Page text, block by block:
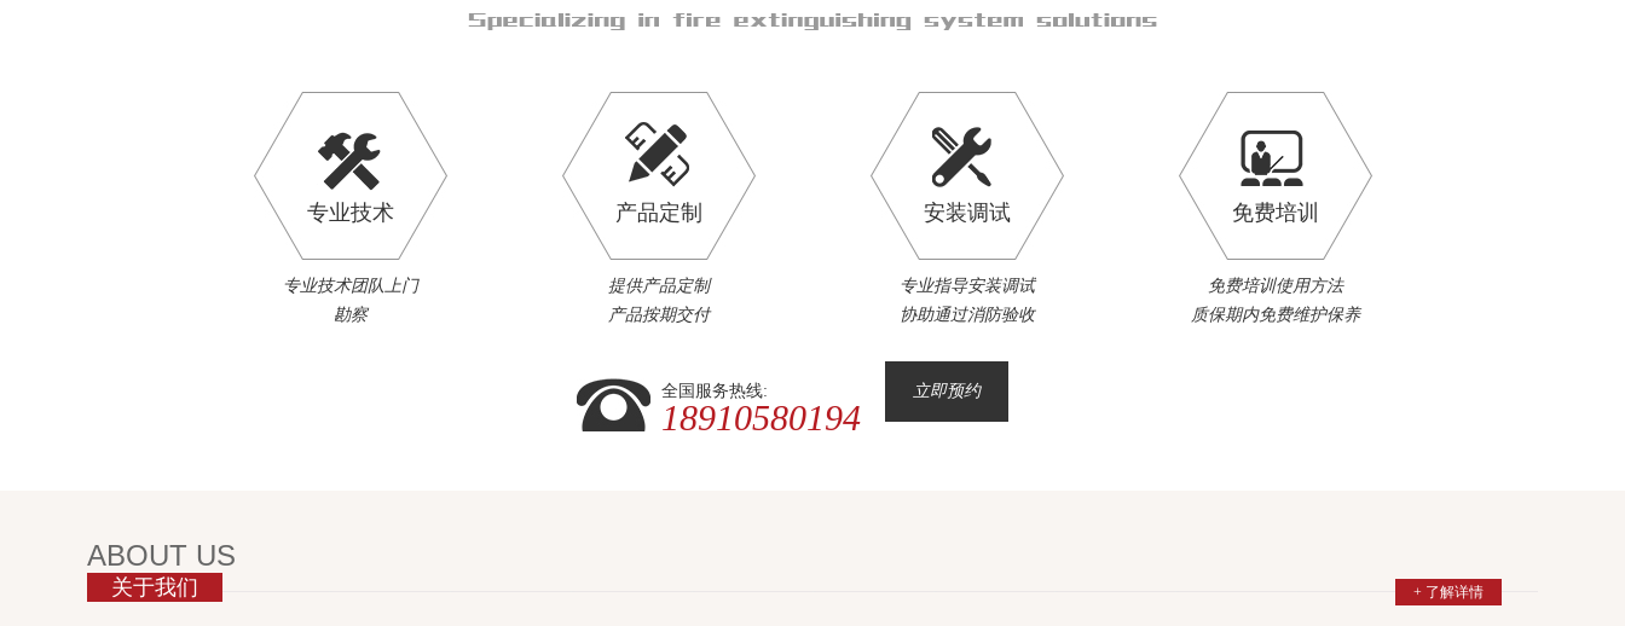
专业技术
专业技术团队上门
勘察
产品定制
提供产品定制
产品按期交付
安装调试
专业指导安装调试
协助通过消防验收
免费培训
免费培训使用方法
质保期内免费维护保养
全国服务热线:
18910580194
立即预约
+ 了解详情
ABOUT US
关于我们